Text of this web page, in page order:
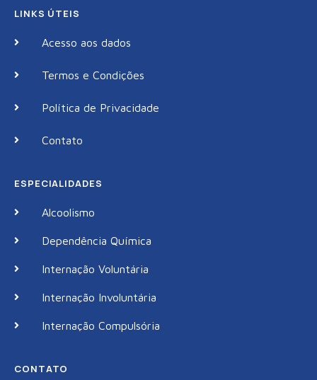
LINKS ÚTEIS
Acesso aos dados
Termos e Condições
Política de Privacidade
Contato
ESPECIALIDADES
Alcoolismo
Dependência Química
Internação Voluntária
Internação Involuntária
Internação Compulsória
CONTATO